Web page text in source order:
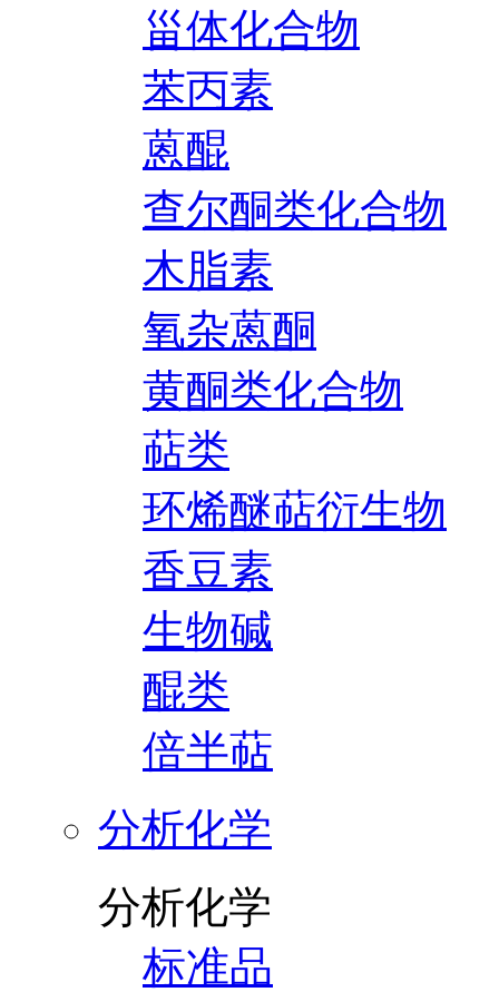
甾体化合物
苯丙素
蒽醌
查尔酮类化合物
木脂素
氧杂蒽酮
黄酮类化合物
萜类
环烯醚萜衍生物
香豆素
生物碱
醌类
倍半萜
分析化学
分析化学
标准品